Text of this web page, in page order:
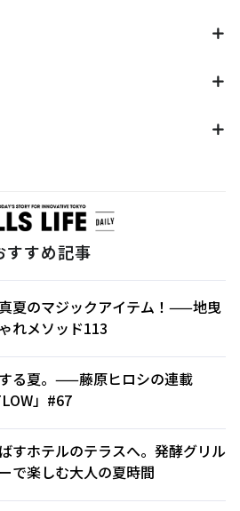
すすめ記事
夏のマジックアイテム！——地曳
れメソッド113
る夏。——藤原ヒロシの連載
」#67
すホテルのテラスへ。発酵グリル
で楽しむ大人の夏時間